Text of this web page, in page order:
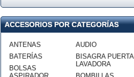
ACCESORIOS POR CATEGORÍAS
ANTENAS
BATERÍAS
BOLSAS
AUDIO
BISAGRA PUERTA
LAVADORA